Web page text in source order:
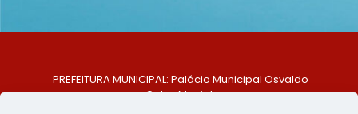
PREFEITURA MUNICIPAL: Palácio Municipal Osvaldo
Celso Maciel